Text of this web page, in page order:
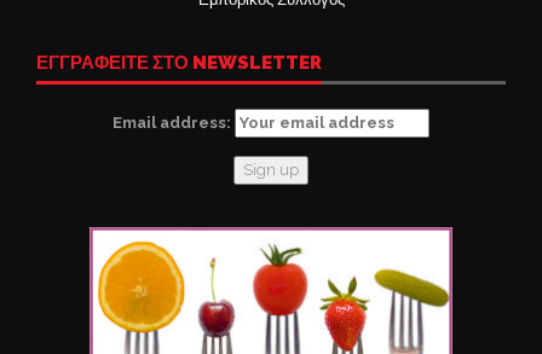
ΕΓΓΡΑΦΕΙΤΕ ΣΤΟ NEWSLETTER
Email address: